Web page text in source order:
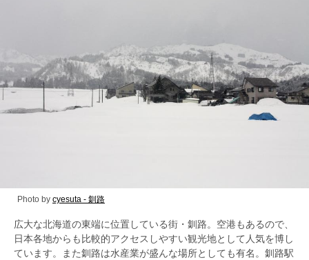
Photo by cyesuta - 釧路
広大な北海道の東端に位置している街・釧路。空港もあるので、
日本各地からも比較的アクセスしやすい観光地として人気を博し
ています。また釧路は水産業が盛んな場所としても有名。釧路駅